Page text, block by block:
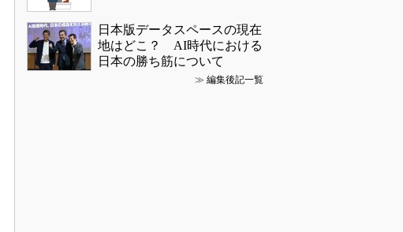
日本版データスペースの現在
地はどこ？ AI時代における
日本の勝ち筋について
≫ 編集後記一覧